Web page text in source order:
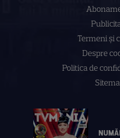
Termeni și
Despre
Politica de